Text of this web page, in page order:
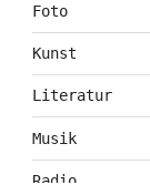
Foto
Kunst
Literatur
Musik
Radio